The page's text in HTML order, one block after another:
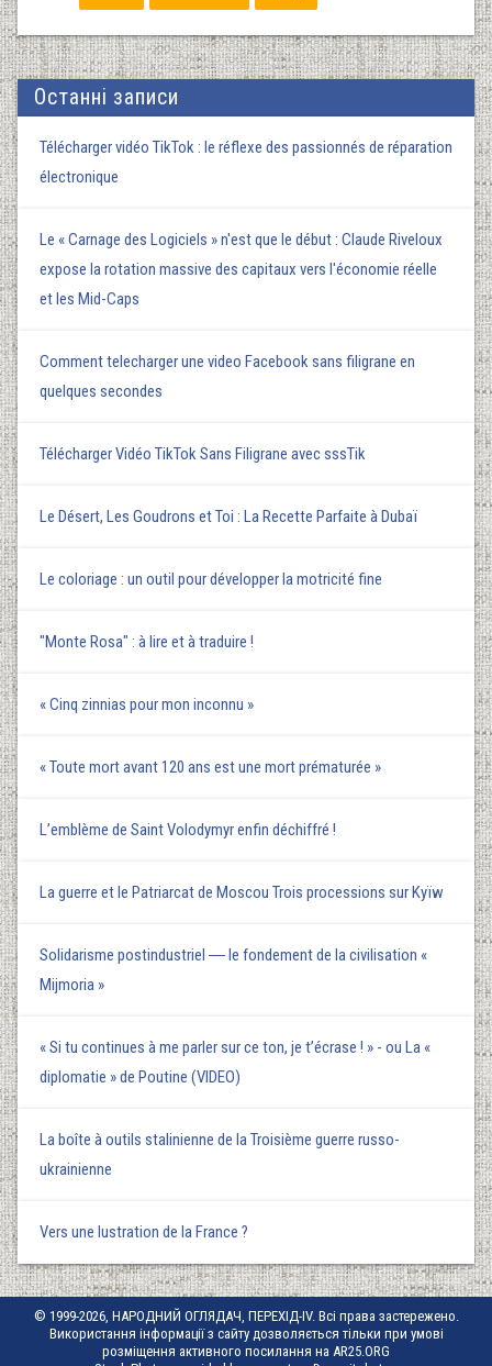
Останні записи
Télécharger vidéo TikTok : le réflexe des passionnés de réparation
électronique
Le « Carnage des Logiciels » n'est que le début : Claude Riveloux
expose la rotation massive des capitaux vers l'économie réelle
et les Mid-Caps
Comment telecharger une video Facebook sans filigrane en
quelques secondes
Télécharger Vidéo TikTok Sans Filigrane avec sssTik
Le Désert, Les Goudrons et Toi : La Recette Parfaite à Dubaï
Le coloriage : un outil pour développer la motricité fine
"Monte Rosa" : à lire et à traduire !
« Cinq zinnias pour mon inconnu »
« Toute mort avant 120 ans est une mort prématurée »
L’emblème de Saint Volodymyr enfin déchiffré !
La guerre et le Patriarcat de Moscou Trois processions sur Kyїw
Solidarisme postindustriel ― le fondement de la civilisation «
Mijmoria »
« Si tu continues à me parler sur ce ton, je t’écrase ! » - ou La «
diplomatie » de Poutine (VIDEO)
La boîte à outils stalinienne de la Troisième guerre russo-
ukrainienne
Vers une lustration de la France ?
© 1999-2026, НАРОДНИЙ ОГЛЯДАЧ, ПЕРЕХІД-IV. Всі права застережено.
Використання інформації з сайту дозволяється тільки при умові
розміщення активного посилання на AR25.ORG